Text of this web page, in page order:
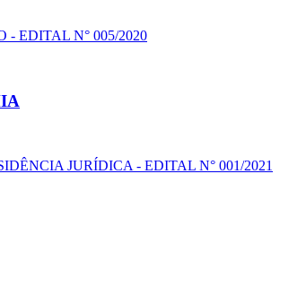
- EDITAL N° 005/2020
JURÍDICA - EDITAL N° 001/2021